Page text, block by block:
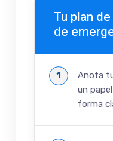
Tu plan
de
Anota
un
forma